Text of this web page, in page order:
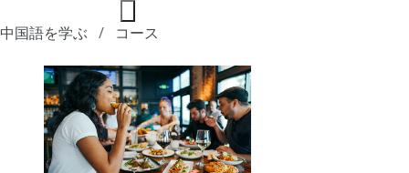
中国語を学ぶ コース